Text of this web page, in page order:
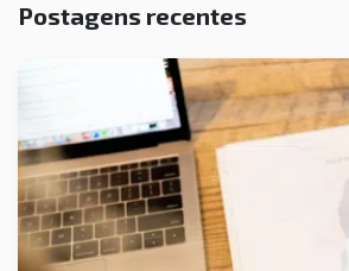
Postagens recentes